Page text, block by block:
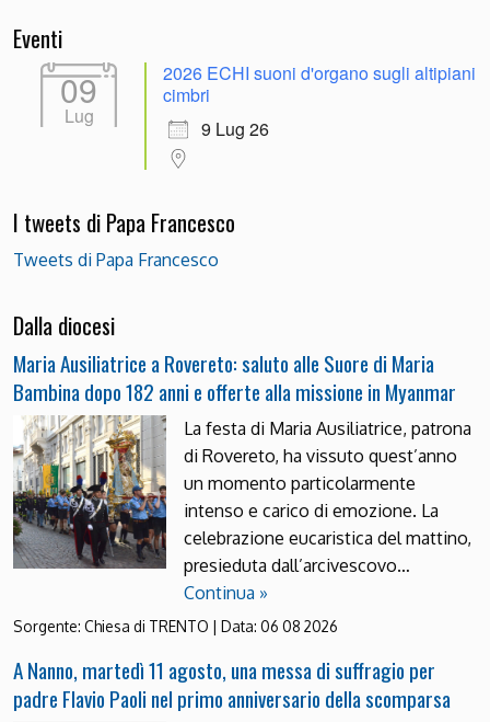
Eventi
09
Lug
2026 ECHI suoni d'organo sugli altipiani
cimbri
9 Lug 26
I tweets di Papa Francesco
Tweets di Papa Francesco
Dalla diocesi
Maria Ausiliatrice a Rovereto: saluto alle Suore di Maria
Bambina dopo 182 anni e offerte alla missione in Myanmar
La festa di Maria Ausiliatrice, patrona
di Rovereto, ha vissuto quest’anno
un momento particolarmente
intenso e carico di emozione. La
celebrazione eucaristica del mattino,
presieduta dall’arcivescovo…
Continua »
Sorgente: Chiesa di TRENTO | Data: 06 08 2026
A Nanno, martedì 11 agosto, una messa di suffragio per
padre Flavio Paoli nel primo anniversario della scomparsa